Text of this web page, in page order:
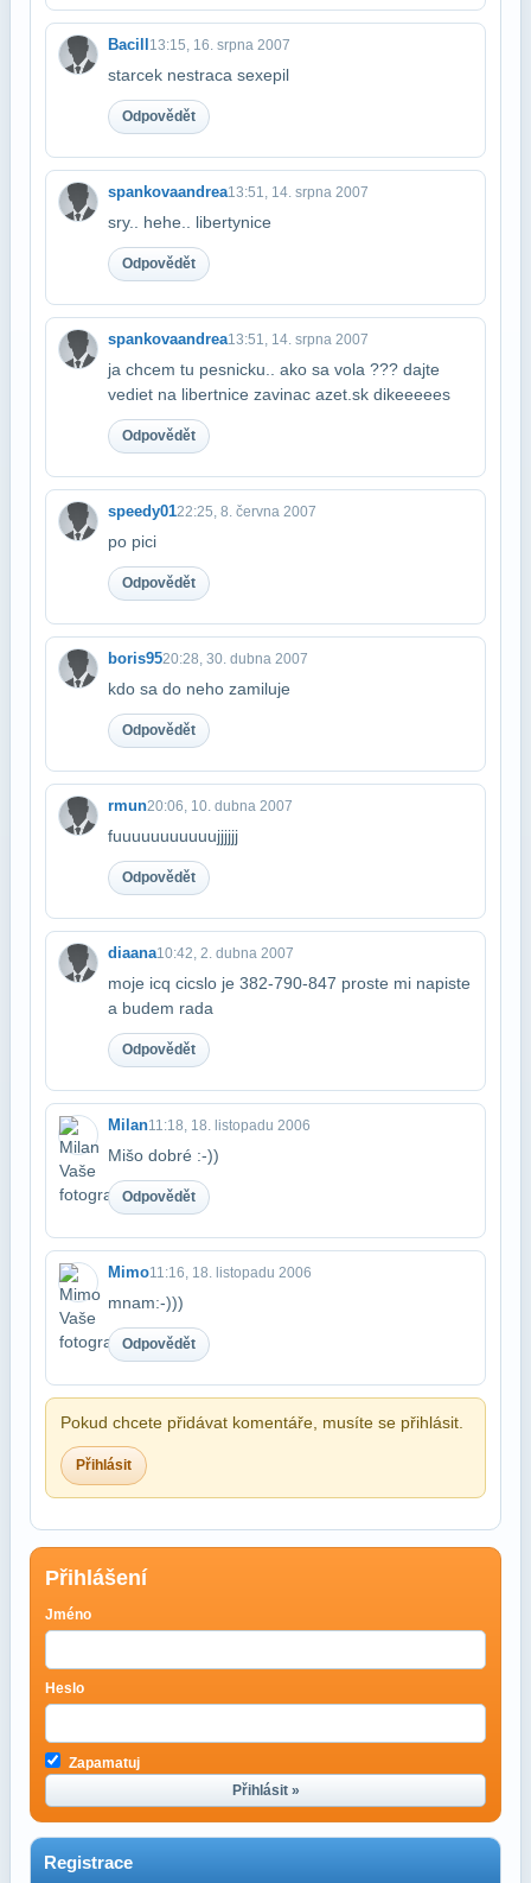
Bacill13:15, 16. srpna 2007
starcek nestraca sexepil
Odpovědět
spankovaandrea13:51, 14. srpna 2007
sry.. hehe.. libertynice
Odpovědět
spankovaandrea13:51, 14. srpna 2007
ja chcem tu pesnicku.. ako sa vola ??? dajte
vediet na libertnice zavinac azet​.sk dikeeeees
Odpovědět
speedy0122:25, 8. června 2007
po pici
Odpovědět
boris9520:28, 30. dubna 2007
kdo sa do neho zamiluje
Odpovědět
rmun20:06, 10. dubna 2007
fuuuuuuuuuuujjjjjj
Odpovědět
diaana10:42, 2. dubna 2007
moje icq cicslo je 382-790-847 proste mi napiste
a budem rada
Odpovědět
Milan11:18, 18. listopadu 2006
Mišo dobré :-))
Odpovědět
Mimo11:16, 18. listopadu 2006
mnam:-)))
Odpovědět
Pokud chcete přidávat komentáře, musíte se přihlásit.
Přihlásit
Přihlášení
Jméno
Heslo
Zapamatuj
Přihlásit »
Registrace